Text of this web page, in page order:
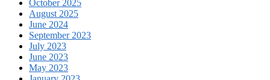
October 2025
August 2025
June 2024
September 2023
July 2023
June 2023
May 2023